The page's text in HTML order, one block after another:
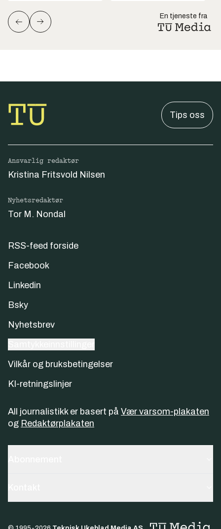
En tjeneste fra
Tips oss
Ansvarlig redaktør
Kristina Fritsvold Nilsen
Nyhetsredaktør
Tor M. Nondal
RSS-feed forside
Facebook
Linkedin
Bsky
Nyhetsbrev
Vilkår og bruksbetingelser
KI-retningslinjer
All journalistikk er basert på Vær varsom-plakaten
og Redaktørplakaten